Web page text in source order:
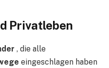
Privatleben
, die alle
eingeschlagen haben